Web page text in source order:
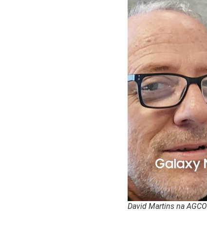
David Martins na AGCO